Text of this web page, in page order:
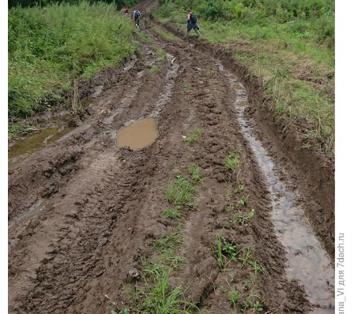
Думаю, понятно, почему мы идём пешком?